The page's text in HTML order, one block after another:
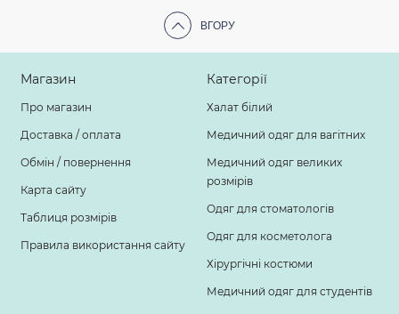
ВГОРУ
Магазин
Про магазин
Доставка / оплата
Обмін / повернення
Карта сайту
Таблиця розмірів
Правила використання сайту
Категорії
Халат білий
Медичний одяг для вагітних
Медичний одяг великих
розмірів
Одяг для стоматологів
Одяг для косметолога
Хірургічні костюми
Медичний одяг для студентів